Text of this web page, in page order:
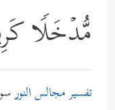
مُّدۡخَلࣰا
تفسير مجالس النور